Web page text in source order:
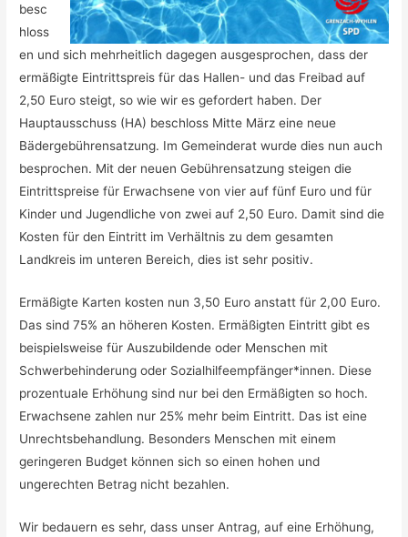
besc
hloss
en und sich mehrheitlich dagegen ausgesprochen, dass der
ermäßigte Eintrittspreis für das Hallen- und das Freibad auf
2,50 Euro steigt, so wie wir es gefordert haben. Der
Hauptausschuss (HA) beschloss Mitte März eine neue
Bädergebührensatzung. Im Gemeinderat wurde dies nun auch
besprochen. Mit der neuen Gebührensatzung steigen die
Eintrittspreise für Erwachsene von vier auf fünf Euro und für
Kinder und Jugendliche von zwei auf 2,50 Euro. Damit sind die
Kosten für den Eintritt im Verhältnis zu dem gesamten
Landkreis im unteren Bereich, dies ist sehr positiv.
Ermäßigte Karten kosten nun 3,50 Euro anstatt für 2,00 Euro.
Das sind 75% an höheren Kosten. Ermäßigten Eintritt gibt es
beispielsweise für Auszubildende oder Menschen mit
Schwerbehinderung oder Sozialhilfeempfänger*innen. Diese
prozentuale Erhöhung sind nur bei den Ermäßigten so hoch.
Erwachsene zahlen nur 25% mehr beim Eintritt. Das ist eine
Unrechtsbehandlung. Besonders Menschen mit einem
geringeren Budget können sich so einen hohen und
ungerechten Betrag nicht bezahlen.
Wir bedauern es sehr, dass unser Antrag, auf eine Erhöhung,